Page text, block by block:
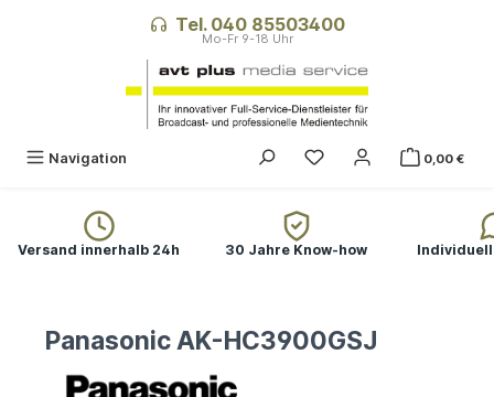
Tel. 040 85503400
Navigation 0,00 €
Versand innerhalb 24h 30 Jahre Know-how
Panasonic AK-HC3900GSJ